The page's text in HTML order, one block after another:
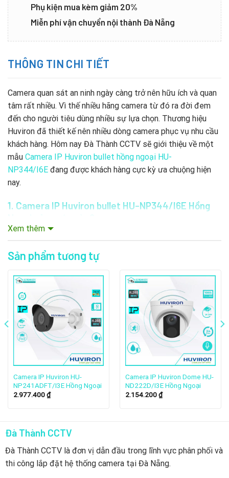
Phụ kiện mua kèm giảm 20%
Miễn phí vận chuyển nội thành Đà Nẵng
THÔNG TIN CHI TIẾT
Camera quan sát an ninh ngày càng trở nên hữu ích và quan
tâm rất nhiều. Vì thế nhiều hãng camera từ đó ra đời đem
đến cho người tiêu dùng nhiều sự lựa chọn. Thương hiệu
Huviron đã thiết kế nên nhiều dòng camera phục vụ nhu cầu
khách hàng. Hôm nay Đà Thành CCTV sẽ giới thiệu về một
mẫu Camera IP Huviron bullet hồng ngoại HU-
NP344/I6E đang được khách hàng cực kỳ ưa chuộng hiện
nay.
1. Camera IP Huviron bullet HU-NP344/I6E Hồng
Huviron là một thương hiệu camera giám sát nổi tiếng tại
Hàn Quốc với lịch sử hình thành và phát triển lâu đời.
Huviron được biết đến với các sản phẩm camera giám sát
dân cư, khu công nghiệp, khu thương mại,…
Tại Việt Nam, Huviron đã nhanh chóng trở thành một trong
những thương hiệu camera giám sát hàng đầu. Các sản
Xem thêm
Sản phẩm tương tự
Camera IP Huviron HU-
NP241ADFT/I3E Hồng Ngoại
2.977.400₫
Camera IP Huviron Dome HU-
ND222D/I3E Hồng Ngoại
2.154.200₫
Đà Thành CCTV
Đà Thành CCTV là đơn vị dẫn đầu trong lĩnh vực phân phối và
thi công lắp đặt hệ thống camera tại Đà Nẵng.